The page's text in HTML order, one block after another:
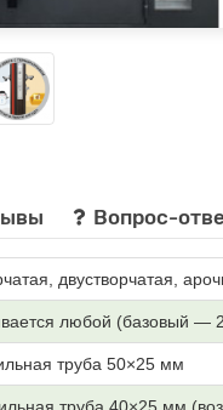
Вопрос-
двустворчатая,
любой (базовый —
труба 50×25 мм